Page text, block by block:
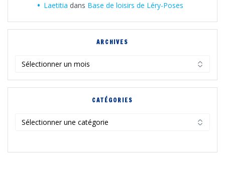
Laetitia dans Base de loisirs de Léry-Poses
ARCHIVES
CATÉGORIES